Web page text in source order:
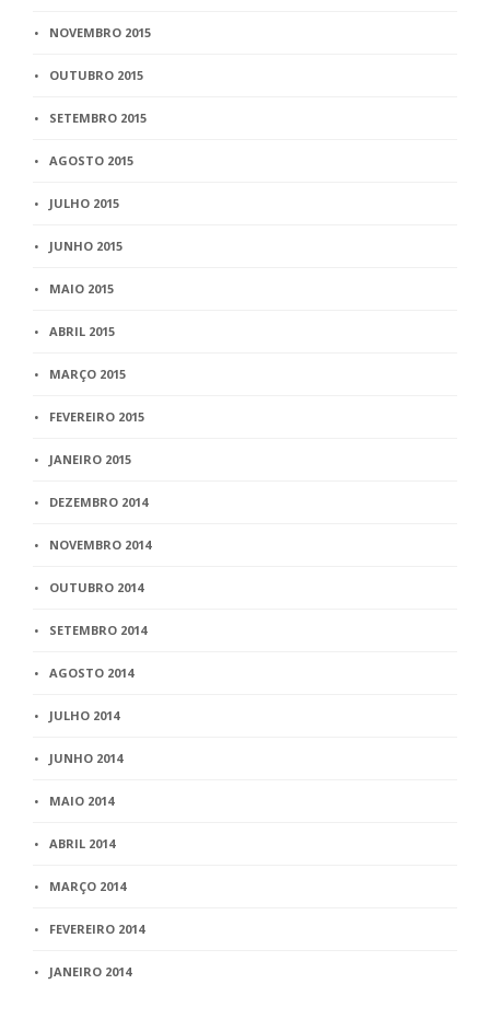
NOVEMBRO 2015
OUTUBRO 2015
SETEMBRO 2015
AGOSTO 2015
JULHO 2015
JUNHO 2015
MAIO 2015
ABRIL 2015
MARÇO 2015
FEVEREIRO 2015
JANEIRO 2015
DEZEMBRO 2014
NOVEMBRO 2014
OUTUBRO 2014
SETEMBRO 2014
AGOSTO 2014
JULHO 2014
JUNHO 2014
MAIO 2014
ABRIL 2014
MARÇO 2014
FEVEREIRO 2014
JANEIRO 2014